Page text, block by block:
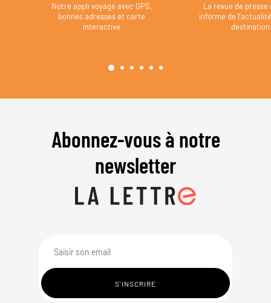
Notre appli voyage avec GPS,
bonnes adresses et carte
interactive
La revue de presse
informe de
destination
Abonnez-vous à notre
newsletter